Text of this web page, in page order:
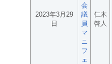
2023年3月29
日
会
議
員
マ
ニ
フ
ェ
仁木
啓人